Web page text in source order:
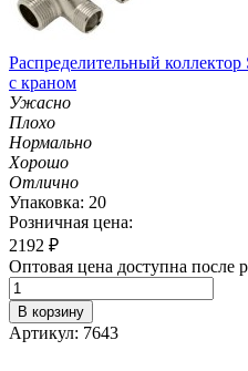
Распределительный
с краном
Ужасно
Плохо
Нормально
Хорошо
Отлично
Упаковка: 20
Розничная цена:
2192 ₽
Оптовая цена доступна после
В корзину
Артикул: 7643